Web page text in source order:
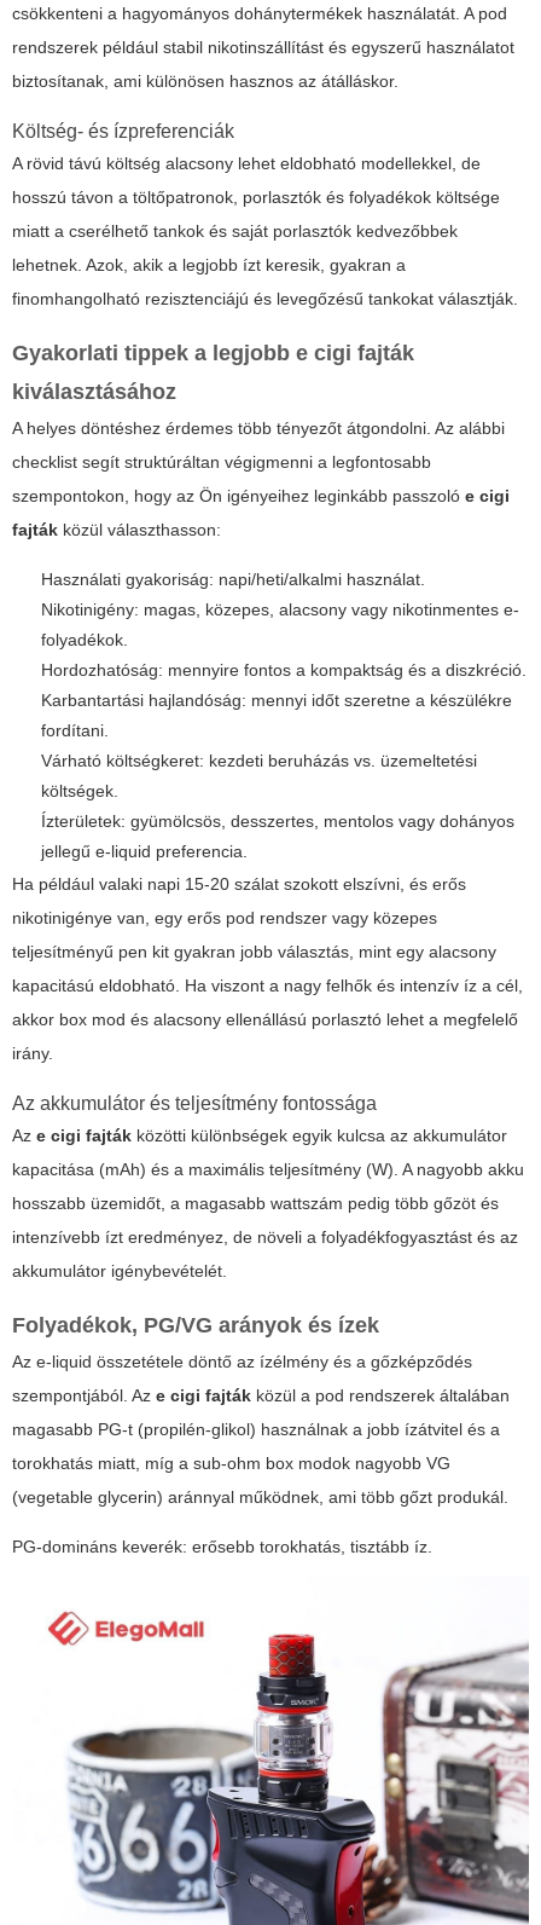
csökkenteni a hagyományos dohánytermékek használatát. A pod
rendszerek például stabil nikotinszállítást és egyszerű használatot
biztosítanak, ami különösen hasznos az átálláskor.
Költség- és ízpreferenciák
A rövid távú költség alacsony lehet eldobható modellekkel, de
hosszú távon a töltőpatronok, porlasztók és folyadékok költsége
miatt a cserélhető tankok és saját porlasztók kedvezőbbek
lehetnek. Azok, akik a legjobb ízt keresik, gyakran a
finomhangolható rezisztenciájú és levegőzésű tankokat választják.
Gyakorlati tippek a legjobb e cigi fajták
kiválasztásához
A helyes döntéshez érdemes több tényezőt átgondolni. Az alábbi
checklist segít struktúráltan végigmenni a legfontosabb
szempontokon, hogy az Ön igényeihez leginkább passzoló e cigi
fajták közül választhasson:
Használati gyakoriság: napi/heti/alkalmi használat.
Nikotinigény: magas, közepes, alacsony vagy nikotinmentes e-
folyadékok.
Hordozhatóság: mennyire fontos a kompaktság és a diszkréció.
Karbantartási hajlandóság: mennyi időt szeretne a készülékre
fordítani.
Várható költségkeret: kezdeti beruházás vs. üzemeltetési
költségek.
Ízterületek: gyümölcsös, desszertes, mentolos vagy dohányos
jellegű e-liquid preferencia.
Ha például valaki napi 15-20 szálat szokott elszívni, és erős
nikotinigénye van, egy erős pod rendszer vagy közepes
teljesítményű pen kit gyakran jobb választás, mint egy alacsony
kapacitású eldobható. Ha viszont a nagy felhők és intenzív íz a cél,
akkor box mod és alacsony ellenállású porlasztó lehet a megfelelő
irány.
Az akkumulátor és teljesítmény fontossága
Az e cigi fajták közötti különbségek egyik kulcsa az akkumulátor
kapacitása (mAh) és a maximális teljesítmény (W). A nagyobb akku
hosszabb üzemidőt, a magasabb wattszám pedig több gőzöt és
intenzívebb ízt eredményez, de növeli a folyadékfogyasztást és az
akkumulátor igénybevételét.
Folyadékok, PG/VG arányok és ízek
Az e-liquid összetétele döntő az ízélmény és a gőzképződés
szempontjából. Az e cigi fajták közül a pod rendszerek általában
magasabb PG-t (propilén-glikol) használnak a jobb ízátvitel és a
torokhatás miatt, míg a sub-ohm box modok nagyobb VG
(vegetable glycerin) aránnyal működnek, ami több gőzt produkál.
PG-domináns keverék: erősebb torokhatás, tisztább íz.